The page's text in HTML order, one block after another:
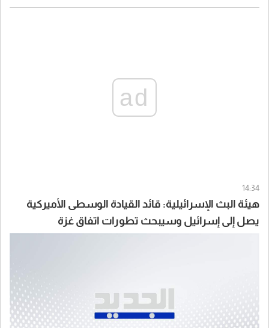
ad
14:34
هيئة البث الإسرائيلية: قائد القيادة الوسطى الأميركية
يصل إلى إسرائيل وسيبحث تطورات اتفاق غزة